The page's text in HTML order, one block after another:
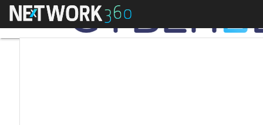
Menu